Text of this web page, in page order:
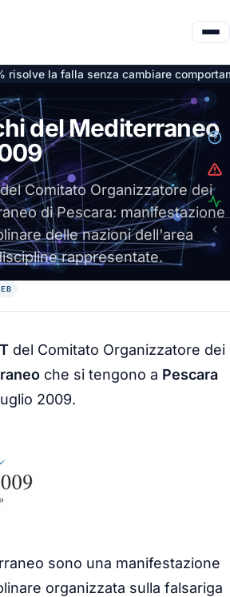
la falla senza cambiare
- PESCARA 2009
del Mediterraneo
Comitato Organizzatore dei
di Pescara: manifestazione
delle nazioni dell'area
rappresentate.
del Comitato Organizzatore dei
che si tengono a Pescara
2009.
sono una manifestazione
organizzata sulla falsariga